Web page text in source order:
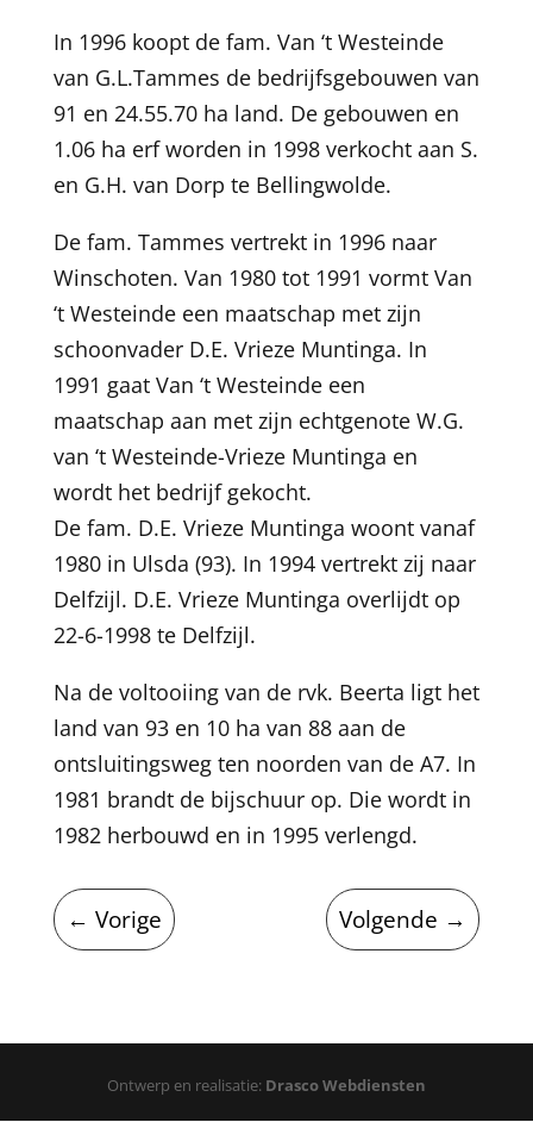
In 1996 koopt de fam. Van ‘t Westeinde
van G.L.Tammes de bedrijfsgebouwen van
91 en 24.55.70 ha land. De gebouwen en
1.06 ha erf worden in 1998 verkocht aan S.
en G.H. van Dorp te Bellingwolde.
De fam. Tammes vertrekt in 1996 naar
Winschoten. Van 1980 tot 1991 vormt Van
‘t Westeinde een maatschap met zijn
schoonvader D.E. Vrieze Muntinga. In
1991 gaat Van ‘t Westeinde een
maatschap aan met zijn echtgenote W.G.
van ‘t Westeinde-Vrieze Muntinga en
wordt het bedrijf gekocht.
De fam. D.E. Vrieze Muntinga woont vanaf
1980 in Ulsda (93). In 1994 vertrekt zij naar
Delfzijl. D.E. Vrieze Muntinga overlijdt op
22-6-1998 te Delfzijl.
Na de voltooiing van de rvk. Beerta ligt het
land van 93 en 10 ha van 88 aan de
ontsluitingsweg ten noorden van de A7. In
1981 brandt de bijschuur op. Die wordt in
1982 herbouwd en in 1995 verlengd.
← Vorige Volgende →
Ontwerp en realisatie: Drasco Webdiensten